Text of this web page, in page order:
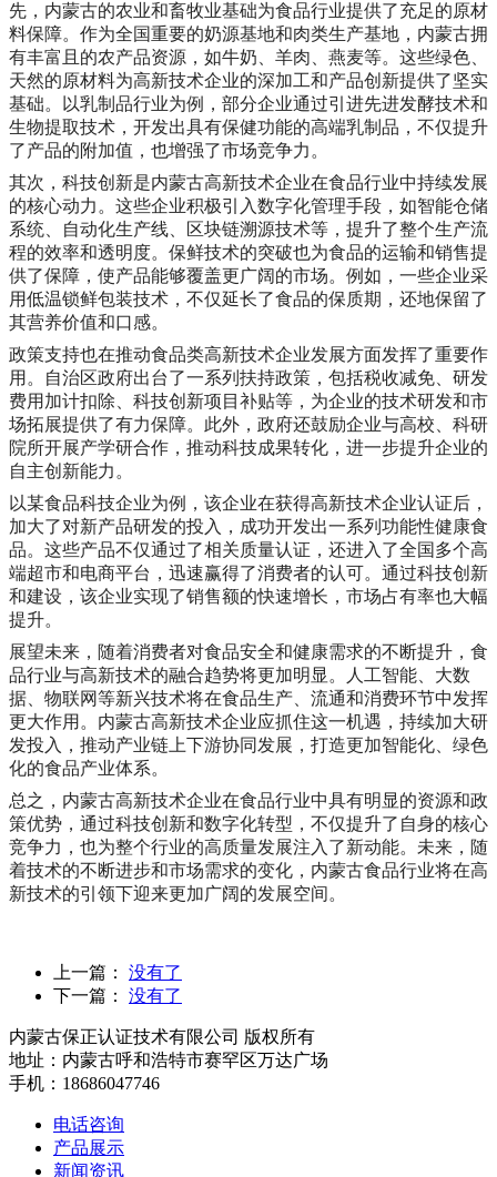
先，内蒙古的农业和畜牧业基础为食品行业提供了充足的原材
料保障。作为全国重要的奶源基地和肉类生产基地，内蒙古拥
有丰富且的农产品资源，如牛奶、羊肉、燕麦等。这些绿色、
天然的原材料为高新技术企业的深加工和产品创新提供了坚实
基础。以乳制品行业为例，部分企业通过引进先进发酵技术和
生物提取技术，开发出具有保健功能的高端乳制品，不仅提升
了产品的附加值，也增强了市场竞争力。
其次，科技创新是内蒙古高新技术企业在食品行业中持续发展
的核心动力。这些企业积极引入数字化管理手段，如智能仓储
系统、自动化生产线、区块链溯源技术等，提升了整个生产流
程的效率和透明度。保鲜技术的突破也为食品的运输和销售提
供了保障，使产品能够覆盖更广阔的市场。例如，一些企业采
用低温锁鲜包装技术，不仅延长了食品的保质期，还地保留了
其营养价值和口感。
政策支持也在推动食品类高新技术企业发展方面发挥了重要作
用。自治区政府出台了一系列扶持政策，包括税收减免、研发
费用加计扣除、科技创新项目补贴等，为企业的技术研发和市
场拓展提供了有力保障。此外，政府还鼓励企业与高校、科研
院所开展产学研合作，推动科技成果转化，进一步提升企业的
自主创新能力。
以某食品科技企业为例，该企业在获得高新技术企业认证后，
加大了对新产品研发的投入，成功开发出一系列功能性健康食
品。这些产品不仅通过了相关质量认证，还进入了全国多个高
端超市和电商平台，迅速赢得了消费者的认可。通过科技创新
和建设，该企业实现了销售额的快速增长，市场占有率也大幅
提升。
展望未来，随着消费者对食品安全和健康需求的不断提升，食
品行业与高新技术的融合趋势将更加明显。人工智能、大数
据、物联网等新兴技术将在食品生产、流通和消费环节中发挥
更大作用。内蒙古高新技术企业应抓住这一机遇，持续加大研
发投入，推动产业链上下游协同发展，打造更加智能化、绿色
化的食品产业体系。
总之，内蒙古高新技术企业在食品行业中具有明显的资源和政
策优势，通过科技创新和数字化转型，不仅提升了自身的核心
竞争力，也为整个行业的高质量发展注入了新动能。未来，随
着技术的不断进步和市场需求的变化，内蒙古食品行业将在高
新技术的引领下迎来更加广阔的发展空间。
上一篇：
没有了
下一篇：
没有了
内蒙古保正认证技术有限公司 版权所有
地址：内蒙古呼和浩特市赛罕区万达广场
手机：18686047746
电话咨询
产品展示
新闻资讯